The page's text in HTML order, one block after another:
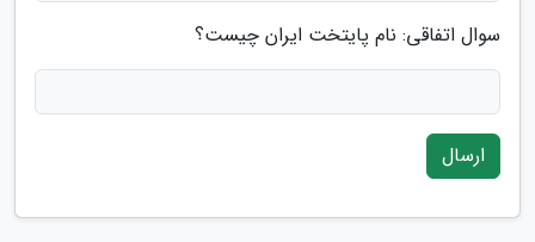
سوال اتفاقی: نام پایتخت ایران چیست؟
ارسال